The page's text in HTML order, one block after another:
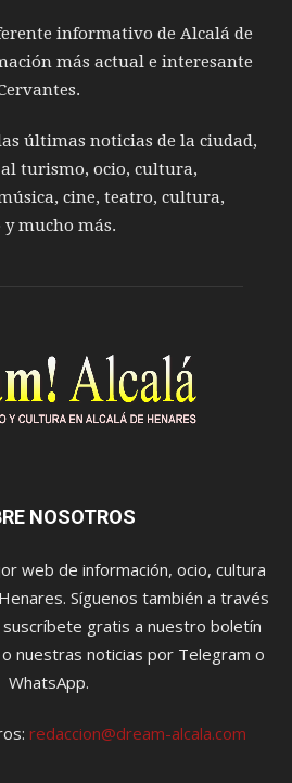
informativo de Alcalá de
más actual e interesante
últimas noticias de la ciudad,
turismo, ocio, cultura,
cine, teatro, cultura,
mucho más.
NOSOTROS
web de información, ocio, cultura
Síguenos también a través
gratis a nuestro boletín
nuestras noticias por Telegram o
WhatsApp.
redaccion@dream-alcala.com